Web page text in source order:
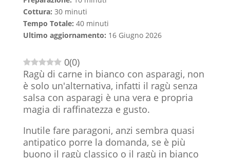
Cottura: 30 minuti
Tempo Totale: 40 minuti
Ultimo aggiornamento: 16 Giugno 2026
0(0)
Ragù di carne in bianco con asparagi, non
è solo un'alternativa, infatti il ragù senza
salsa con asparagi è una vera e propria
magia di raffinatezza e gusto.
Inutile fare paragoni, anzi sembra quasi
antipatico porre la domanda, se è più
buono il ragù classico o il ragù in bianco